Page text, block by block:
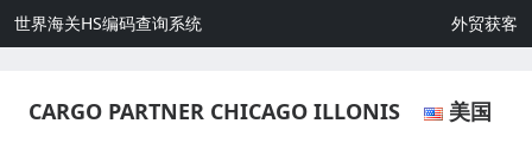
世界海关HS编码查询系统 外贸获客
CARGO PARTNER CHICAGO ILLONIS 美国